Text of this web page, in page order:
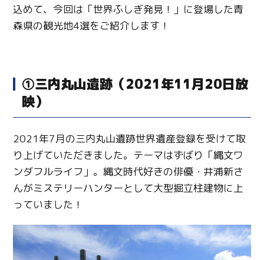
込めて、今回は「世界ふしぎ発見！」に登場した青
森県の観光地4選をご紹介します！
①三内丸山遺跡（2021年11月20日放
映）
2021年7月の三内丸山遺跡世界遺産登録を受けて取
り上げていただきました。テーマはずばり「縄文ワ
ンダフルライフ」。縄文時代好きの俳優・井浦新さ
んがミステリーハンターとして大型掘立柱建物に上
っていました！